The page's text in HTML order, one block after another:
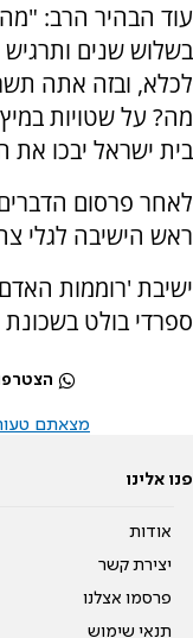
עוד הבהיר הרב:
בשלוש שנים ותרגיש
לכלא, ובזה אתה
מה? על שטויות
בית ישראל יבכו
לאחר פרסום
ראש הישיבה לגלי
ישיבת 'רוממות
ספרדי בולט
מצאתם
פנו אלינו
אודות
יצירת קשר
פרסמו אצלנו
תנאי שימוש